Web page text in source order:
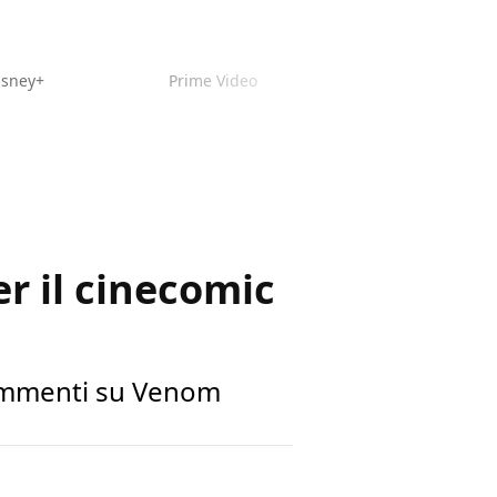
Prime Video
il cinecomic
su Venom